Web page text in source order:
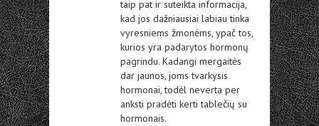
taip pat ir suteikta informacija,
kad jos dažniausiai labiau tinka
vyresniems žmonėms, ypač tos,
kurios yra padarytos hormonų
pagrindu. Kadangi mergaitės
dar jaunos, joms tvarkysis
hormonai, todėl neverta per
anksti pradėti kerti tablečių su
hormonais.